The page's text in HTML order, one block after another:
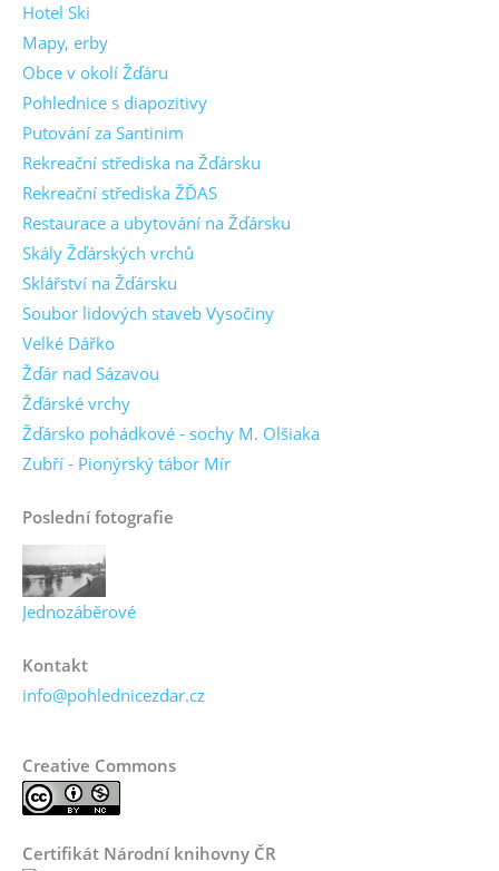
Hotel Ski
Mapy, erby
Obce v okolí Žďáru
Pohlednice s diapozitivy
Putování za Santinim
Rekreační střediska na Žďársku
Rekreační střediska ŽĎAS
Restaurace a ubytování na Žďársku
Skály Žďárských vrchů
Sklářství na Žďársku
Soubor lidových staveb Vysočiny
Velké Dářko
Žďár nad Sázavou
Žďárské vrchy
Žďársko pohádkové - sochy M. Olšiaka
Zubří - Pionýrský tábor Mír
Poslední fotografie
Jednozáběrové
Kontakt
info@pohlednicezdar.cz
Creative Commons
Certifikát Národní knihovny ČR